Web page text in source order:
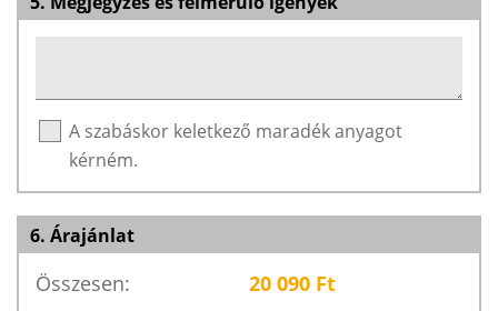
A szabáskor keletkező maradék anyagot
kérném.
6. Árajánlat
Összesen: 20 090 Ft